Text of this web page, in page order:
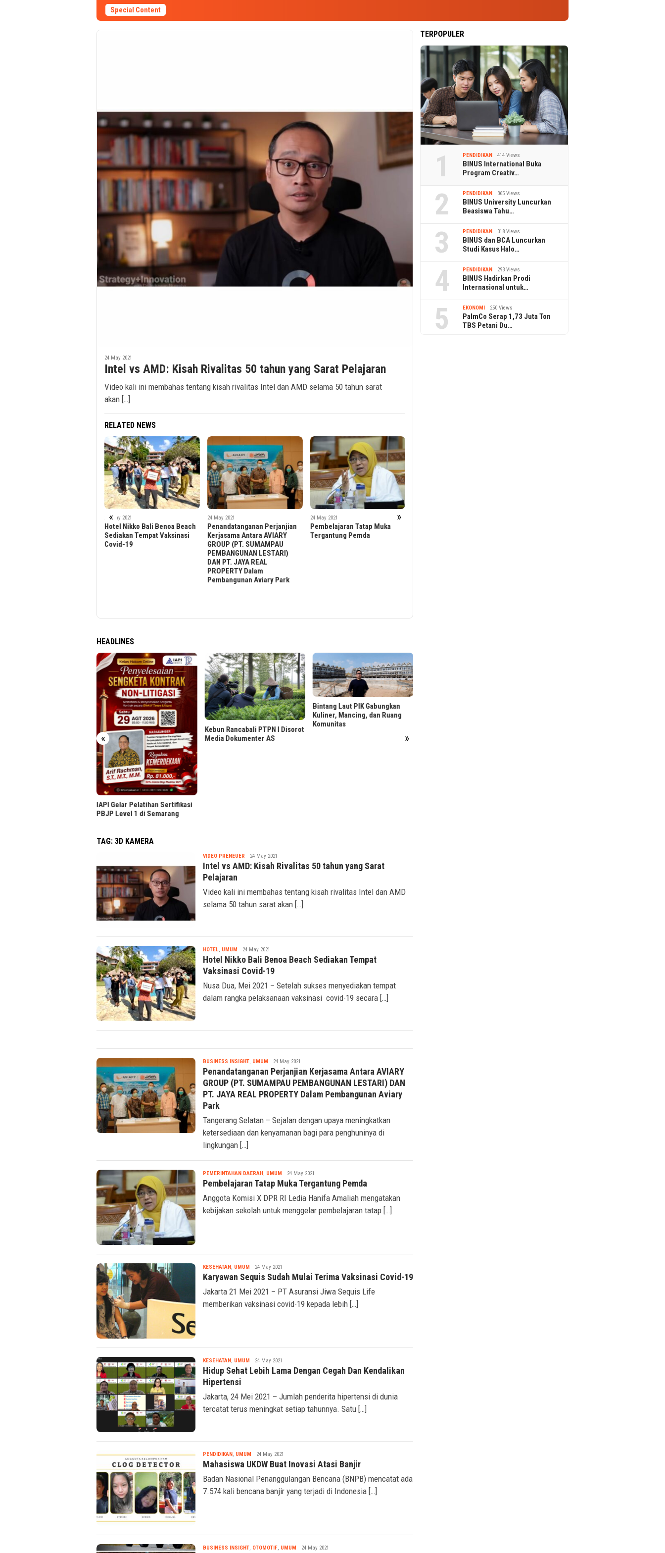
Special Content
24 May 2021
Intel vs AMD: Kisah Rivalitas 50 tahun yang Sarat Pelajaran
Video kali ini membahas tentang kisah rivalitas Intel dan AMD selama 50 tahun sarat
akan […]
RELATED NEWS
« »
24 May 2021
Penandatanganan Perjanjian
Kerjasama Antara AVIARY
GROUP (PT. SUMAMPAU
24 May 2021
Pembelajaran Tatap Muka
Tergantung Pemda
24 May 2021
Karyawan Sequis Sudah Mulai
Terima Vaksinasi Covid-19
HEADLINES
« »
Kebun Rancabali PTPN I Disorot
Media Dokumenter AS
Bintang Laut PIK Gabungkan
Kuliner, Mancing, dan Ruang
Menjaga Reputasi Kredit
TAG: 3D KAMERA
VIDEO PRENEUER Nabila
24 May 2021
Intel vs AMD: Kisah Rivalitas 50 tahun yang Sarat
Pelajaran
Video kali ini membahas tentang kisah rivalitas Intel dan AMD
selama 50 tahun sarat akan […]
HOTEL, UMUM Nabila
24 May 2021
Hotel Nikko Bali Benoa Beach Sediakan Tempat
Vaksinasi Covid-19
Nusa Dua, Mei 2021 – Setelah sukses menyediakan tempat
dalam rangka pelaksanaan vaksinasi covid-19 secara […]
BUSINESS INSIGHT, UMUM Nabila
24 May 2021
Penandatanganan Perjanjian Kerjasama Antara AVIARY
GROUP (PT. SUMAMPAU PEMBANGUNAN LESTARI) DAN
PT. JAYA REAL PROPERTY Dalam Pembangunan Aviary
Park
Tangerang Selatan – Sejalan dengan upaya meningkatkan
ketersediaan dan kenyamanan bagi para penghuninya di
lingkungan […]
PEMERINTAHAN DAERAH , UMUM Nabila
24 May 2021
Pembelajaran Tatap Muka Tergantung Pemda
Anggota Komisi X DPR RI Ledia Hanifa Amaliah mengatakan
kebijakan sekolah untuk menggelar pembelajaran tatap […]
KESEHATAN , UMUM Nabila
24 May 2021
Karyawan Sequis Sudah Mulai Terima Vaksinasi Covid-19
Jakarta 21 Mei 2021 – PT Asuransi Jiwa Sequis Life
memberikan vaksinasi covid-19 kepada lebih […]
KESEHATAN, UMUM Nabila
24 May 2021
Hidup Sehat Lebih Lama Dengan Cegah Dan Kendalikan
Hipertensi
Jakarta, 24 Mei 2021 – Jumlah penderita hipertensi di dunia
tercatat terus meningkat setiap tahunnya. Satu […]
PENDIDIKAN, UMUM Nabila
24 May 2021
Mahasiswa UKDW Buat Inovasi Atasi Banjir
Badan Nasional Penanggulangan Bencana (BNPB) mencatat ada
7.574 kali bencana banjir yang terjadi di Indonesia […]
BUSINESS INSIGHT, OTOMOTIF, UMUM Nabila
24 May 2021
TERPOPULER
1 PENDIDIKAN 414 Views
BINUS International Buka
Program Creativ…
2 PENDIDIKAN 365 Views
BINUS University Luncurkan
Beasiswa Tahu…
3 PENDIDIKAN 318 Views
BINUS dan BCA Luncurkan
Studi Kasus Halo…
4 PENDIDIKAN 293 Views
BINUS Hadirkan Prodi
Internasional untuk…
5 EKONOMI 250 Views
PalmCo Serap 1,73 Juta Ton
TBS Petani Du…